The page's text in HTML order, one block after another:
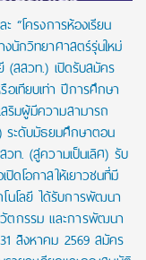
“โครงการห้องเรียน
นักวิทยาศาสตร์รุ่นใหม่
(สสวท.) เปิดรับสมัคร
เทียบเท่า ปีการศึกษา
ริมผู้มีความสามารถ
ระดับมัธยมศึกษาตอน
ท. (สู่ความเป็นเลิศ) รับ
ดโอกาสให้เยาวชนที่มี
นโลยี ได้รับการพัฒนา
ตกรรม และการพัฒนา
สิงหาคม 2569 สมัคร